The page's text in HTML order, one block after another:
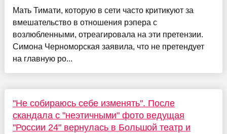
Мать Тимати, которую в сети часто критикуют за
вмешательство в отношения рэпера с
возлюбленными, отреагировала на эти претензии.
Симона Черноморская заявила, что не претендует
на главную ро...
"Не собираюсь себе изменять". После
скандала с "неэтичными" фото ведущая
"России 24" вернулась в Большой театр и